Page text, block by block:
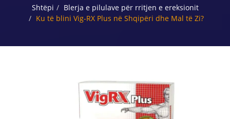
Shtëpi
Blerja e pilulave për rritjen e ereksionit
Ku të blini Vig-RX Plus në Shqipëri dhe Mal të Zi?